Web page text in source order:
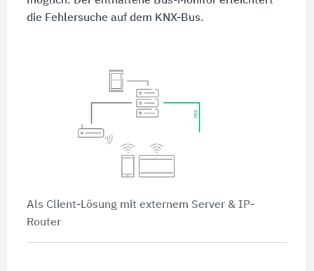
die Fehlersuche auf dem KNX-Bus.
Als Client-Lösung mit externem Server & IP-
Router